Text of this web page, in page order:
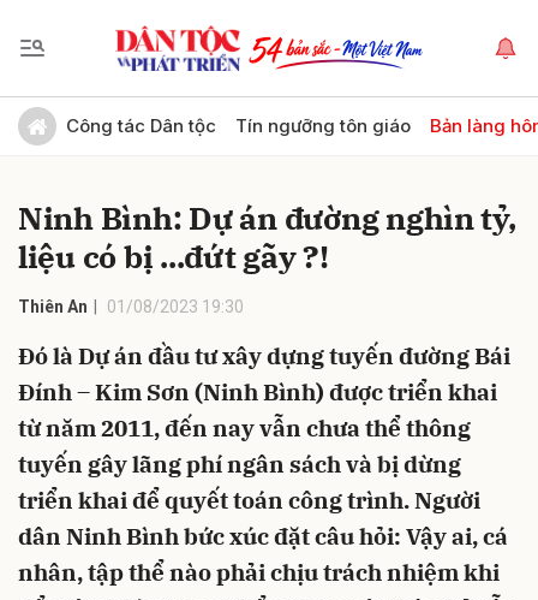
Công tác Dân tộc Tín ngưỡng tôn giáo Bản làng
Ninh Bình: Dự án đường nghìn tỷ,
liệu có bị ...đứt gãy ?!
Thiên An 01/08/2023 19:30
Đó là Dự án đầu tư xây dựng tuyến đường Bái
Đính – Kim Sơn (Ninh Bình) được triển khai
từ năm 2011, đến nay vẫn chưa thể thông
tuyến gây lãng phí ngân sách và bị dừng
triển khai để quyết toán công trình. Người
dân Ninh Bình bức xúc đặt câu hỏi: Vậy ai, cá
nhân, tập thể nào phải chịu trách nhiệm khi
Gửi bình luận
Hủy Gửi